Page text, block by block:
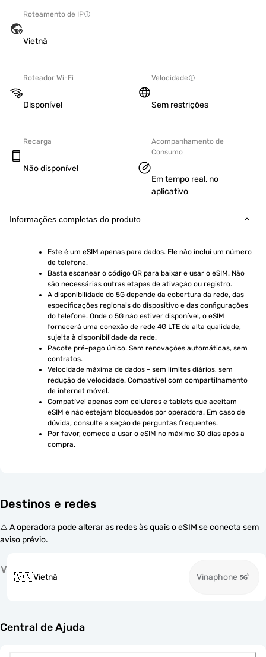
Roteamento de IP
Vietnã
Roteador Wi-Fi
Disponível
Velocidade
Sem restrições
Recarga
Não disponível
Acompanhamento de
Consumo
Em tempo real, no
aplicativo
Informações completas do produto
Este é um eSIM apenas para dados. Ele não inclui um número
de telefone.
Basta escanear o código QR para baixar e usar o eSIM. Não
são necessárias outras etapas de ativação ou registro.
A disponibilidade do 5G depende da cobertura da rede, das
especificações regionais do dispositivo e das configurações
do telefone. Onde o 5G não estiver disponível, o eSIM
fornecerá uma conexão de rede 4G LTE de alta qualidade,
sujeita à disponibilidade da rede.
Pacote pré-pago único. Sem renovações automáticas, sem
contratos.
Velocidade máxima de dados - sem limites diários, sem
redução de velocidade. Compatível com compartilhamento
de internet móvel.
Compatível apenas com celulares e tablets que aceitam
eSIM e não estejam bloqueados por operadora. Em caso de
dúvida, consulte a seção de perguntas frequentes.
Por favor, comece a usar o eSIM no máximo 30 dias após a
compra.
Destinos e redes
⚠️ A operadora pode alterar as redes às quais o eSIM se conecta sem
aviso prévio.
V
🇻🇳Vietnã Vinaphone
Central de Ajuda